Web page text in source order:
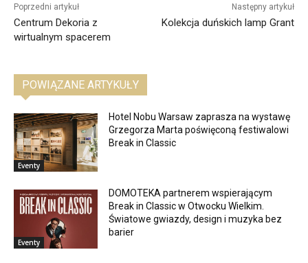
Poprzedni artykuł
Centrum Dekoria z
wirtualnym spacerem
Następny artykuł
Kolekcja duńskich lamp Grant
POWIĄZANE ARTYKUŁY
Eventy
Hotel Nobu Warsaw zaprasza na wystawę
Grzegorza Marta poświęconą festiwalowi
Break in Classic
Eventy
DOMOTEKA partnerem wspierającym
Break in Classic w Otwocku Wielkim.
Światowe gwiazdy, design i muzyka bez
barier